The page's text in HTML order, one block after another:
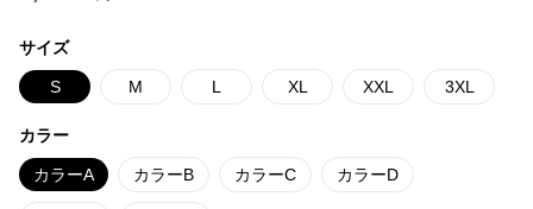
サイズ
S M L XL XXL 3XL
カラー
カラーA カラーB カラーC カラーD